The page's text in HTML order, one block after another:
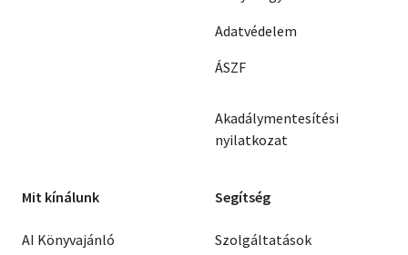
Adatvédelem
ÁSZF
Akadálymentesítési
nyilatkozat
Mit kínálunk
AI Könyvajánló
Segítség
Szolgáltatások